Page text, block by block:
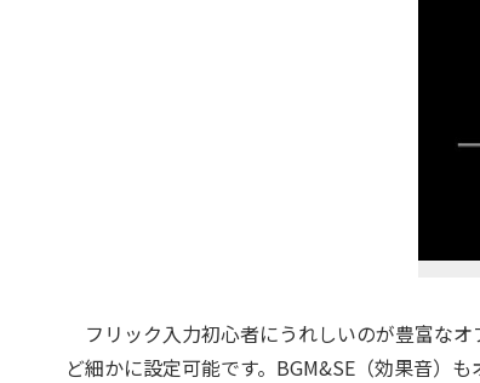
フリック入力初心者にうれしいのが豊富な
ど細かに設定可能です。BGM&SE（効果音）